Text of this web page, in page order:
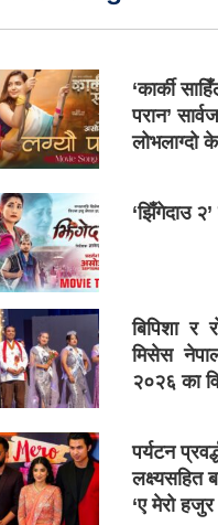
‘कार्की
परान’
लोभलाग्दो
‘झिँगेदाउ
बिपिशा र
मिसेस
२०२६ का
पर्यटन
लक्ष्यसहित
‘ए मेरो